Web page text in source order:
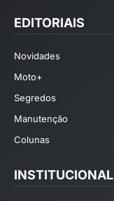
EDITORIAIS
Novidades
Moto+
Segredos
Manutenção
Colunas
INSTITUCIONAL